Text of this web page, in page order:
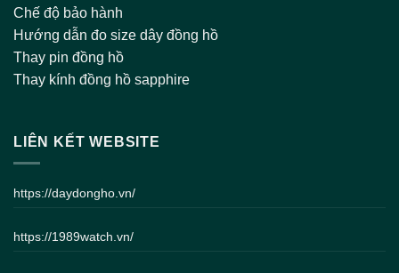
Chế độ bảo hành
Hướng dẫn đo size dây đồng hồ
Thay pin đồng hồ
Thay kính đồng hồ sapphire
LIÊN KẾT WEBSITE
https://daydongho.vn/
https://1989watch.vn/